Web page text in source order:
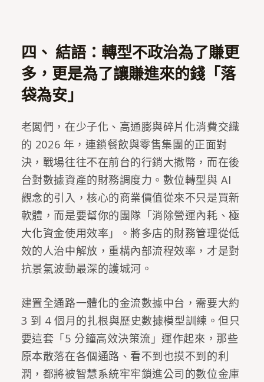
四、 結語：轉型不政治為了賺更
多，更是為了讓賺進來的錢「落
袋為安」
老闆們，在少子化、高通膨與碎片化消費交織
的 2026 年，連鎖餐飲與零售集團的正面對
決，戰場往往不在前台的行銷大撒幣，而在後
台對數據資產的財務調度力。數位轉型與 AI
觀念的引入，核心的商業價值從來不只是買新
軟體，而是要幫你的團隊「消除營運內耗、極
大化資金使用效率」。將多店的財務管理從低
效的人治中解放，重構內部流程效率，才是對
抗景氣波動最深的護城河。
建置全通路一體化的金流數據中台，需要大約
3 到 4 個月的扎根與歷史數據模型訓練。但只
要這套「5 分鐘高效決策流」運作起來，那些
原本散落在各個通路、看不到也摸不到的利
潤，都將被智慧系統牢牢鎖進公司的數位金庫